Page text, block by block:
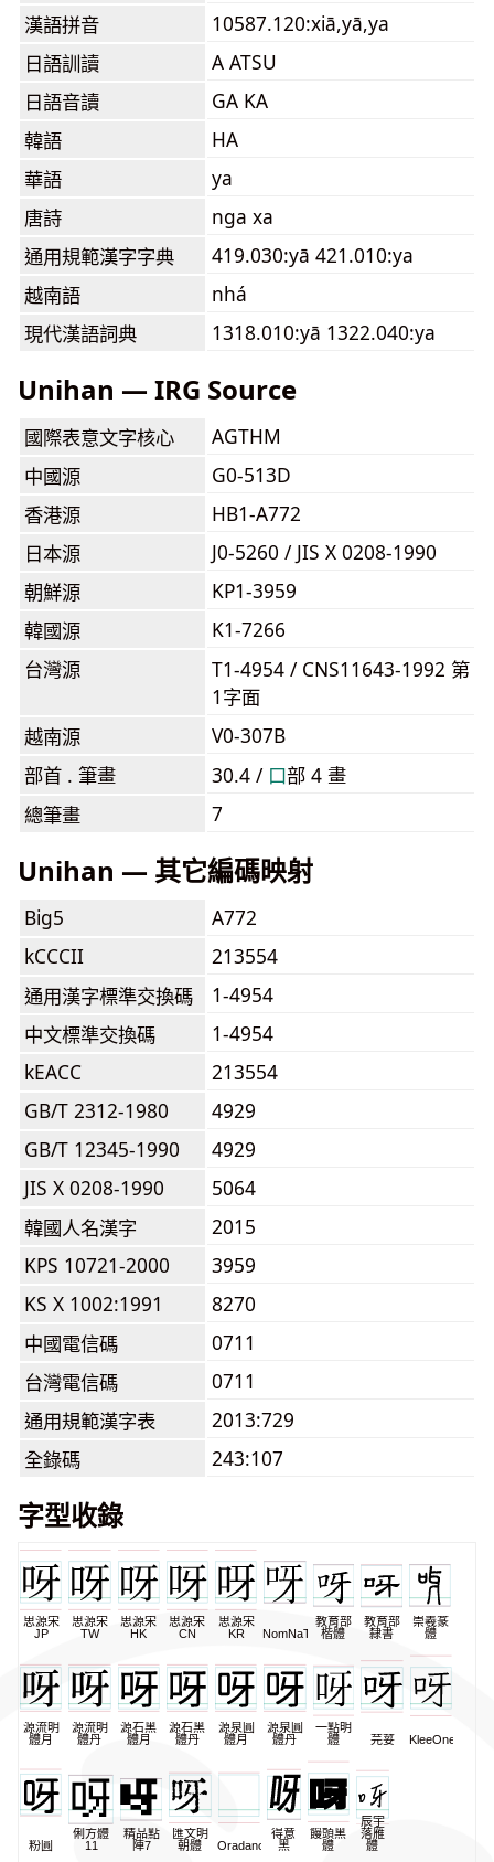
漢語拼音
10587.120:xiā,yā,ya
日語訓讀
A ATSU
日語音讀
GA KA
韓語
HA
華語
ya
唐詩
nga xa
通用規範漢字字典
419.030:yā 421.010:ya
越南語
nhá
現代漢語詞典
1318.010:yā 1322.040:ya
Unihan — IRG Source
國際表意文字核心
AGTHM
中國源
G0-513D
香港源
HB1-A772
日本源
J0-5260 / JIS X 0208-1990
朝鮮源
KP1-3959
韓國源
K1-7266
台灣源
T1-4954 / CNS11643-1992 第
1字面
越南源
V0-307B
部首 . 筆畫
30.4 / ⼝部 4 畫
總筆畫
7
Unihan — 其它編碼映射
Big5
A772
kCCCII
213554
通用漢字標準交換碼
1-4954
中文標準交換碼
1-4954
kEACC
213554
GB/T 2312-1980
4929
GB/T 12345-1990
4929
JIS X 0208-1990
5064
韓國人名漢字
2015
KPS 10721-2000
3959
KS X 1002:1991
8270
中國電信碼
0711
台灣電信碼
0711
通用規範漢字表
2013:729
全錄碼
243:107
字型收錄
思源宋
JP
思源宋
TW
思源宋
HK
思源宋
CN
思源宋
KR
NomNaTong
教育部
楷體
教育部
隸書
崇羲篆
體
源流明
體月
源流明
體丹
源石黑
體月
源石黑
體丹
源泉圓
體月
源泉圓
體丹
一點明
體
芫荽 KleeOne
粉圓
俐方體
11
精品點
陣7
匯文明
朝體
Oradano
得意
黑
饅頭黑
體
辰宇
落雁
體